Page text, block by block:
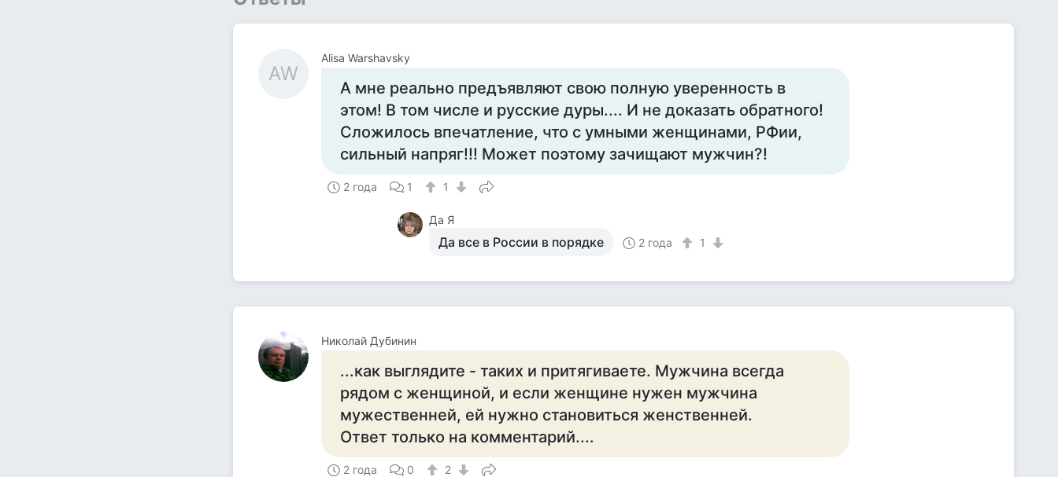
AW
Alisa Warshavsky
А мне реально предъявляют свою полную уверенность в
этом! В том числе и русские дуры.... И не доказать обратного!
Сложилось впечатление, что с умными женщинами, РФии,
сильный напряг!!! Может поэтому зачищают мужчин?!
2 года 1 1
Да Я
Да все в России в порядке 2 года 1
Николай Дубинин
...как выглядите - таких и притягиваете. Мужчина всегда
рядом с женщиной, и если женщине нужен мужчина
мужественней, ей нужно становиться женственней.
Ответ только на комментарий....
2 года 0 2